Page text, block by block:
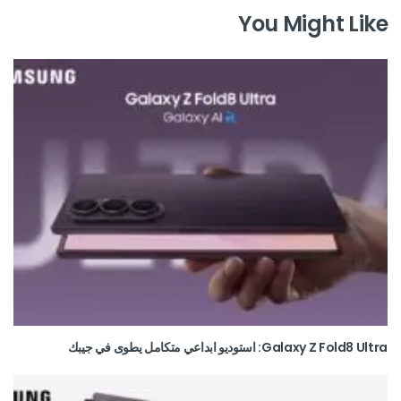
You Might Like
Galaxy Z Fold8 Ultra: استوديو ابداعي متكامل يطوى في جيبك